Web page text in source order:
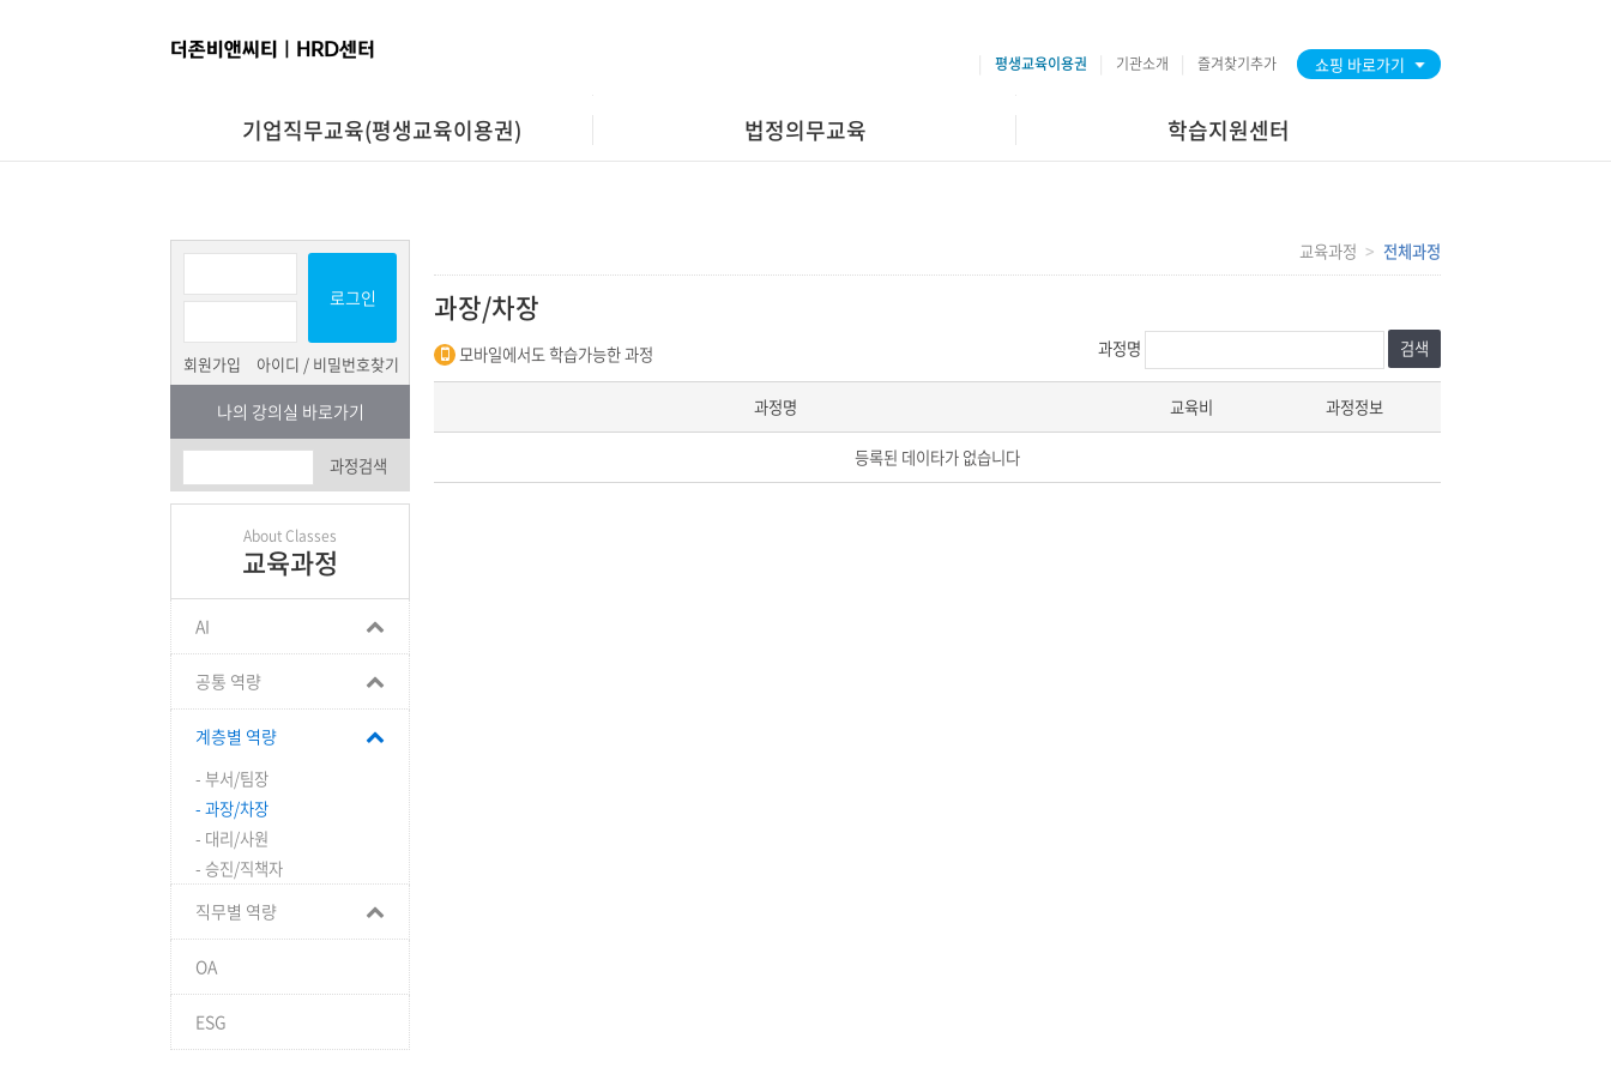
평생교육이용권 기관소개 즐겨찾기추가 쇼핑 바로가기
기업직무교육(평생교육이용권) 법정의무교육 학습지원센터
로그인
회원가입 아이디 / 비밀번호찾기
나의 강의실 바로가기
과정검색
About Classes
교육과정
AI
공통 역량
계층별 역량
- 부서/팀장
- 과장/차장
- 대리/사원
- 승진/직책자
직무별 역량
OA
ESG
교육과정 전체과정
과장/차장
모바일에서도 학습가능한 과정 과정명 검색
과정명 교육비 과정정보
등록된 데이타가 없습니다